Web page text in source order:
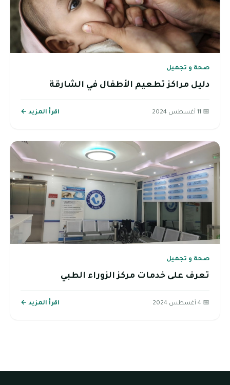
صحة و تجميل
دليل مراكز تطعيم الأطفال في الشارقة
📅 11 أغسطس 2024 اقرأ المزيد ←
صحة و تجميل
تعرف على خدمات مركز الزوراء الطبي
📅 4 أغسطس 2024 اقرأ المزيد ←